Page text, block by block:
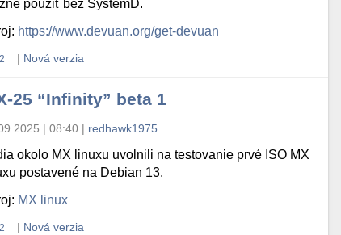
použiť bez SystemD.
https://www.devuan.org/get-devuan
2 | Nová verzia
25 “Infinity” beta 1
| 08:40 | redhawk1975
okolo MX linuxu uvolnili na testovanie prvé ISO MX
postavené na Debian 13.
MX linux
2 | Nová verzia